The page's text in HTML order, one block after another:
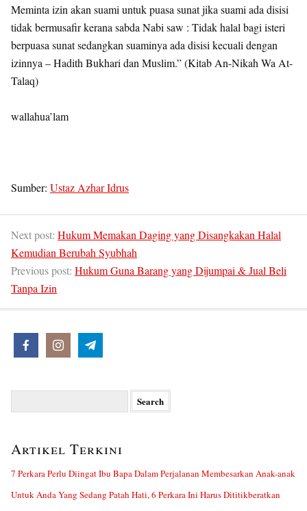
Meminta izin akan suami untuk puasa sunat jika suami ada disisi
tidak bermusafir kerana sabda Nabi saw : Tidak halal bagi isteri
berpuasa sunat sedangkan suaminya ada disisi kecuali dengan
izinnya – Hadith Bukhari dan Muslim.” (Kitab An-Nikah Wa At-
Talaq)
wallahua’lam
Sumber: Ustaz Azhar Idrus
Next post: Hukum Memakan Daging yang Disangkakan Halal
Kemudian Berubah Syubhah
Previous post: Hukum Guna Barang yang Dijumpai & Jual Beli
Tanpa Izin
Artikel Terkini
7 Perkara Perlu Diingat Ibu Bapa Dalam Perjalanan Membesarkan Anak-anak
Untuk Anda Yang Sedang Patah Hati, 6 Perkara Ini Harus Dititikberatkan